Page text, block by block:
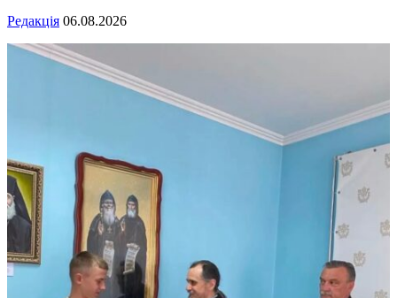
Редакція 06.08.2026